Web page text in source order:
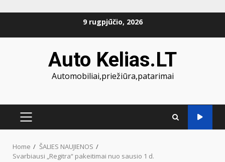
9 rugpjūčio, 2026
Auto Kelias.LT
Automobiliai,priežiūra,patarimai
PRIMARY
Home
ŠALIES NAUJIENOS
Svarbiausi „Regitra“ pakeitimai nuo sausio 1 d.